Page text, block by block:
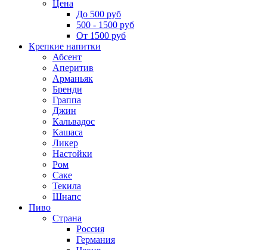
Цена
До 500 руб
500 - 1500 руб
От 1500 руб
Крепкие напитки
Абсент
Аперитив
Арманьяк
Бренди
Граппа
Джин
Кальвадос
Кашаса
Ликер
Настойки
Ром
Саке
Текила
Шнапс
Пиво
Страна
Россия
Германия